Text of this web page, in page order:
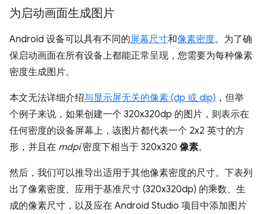
为启动画面生成图片
Android 设备可以具有不同的屏幕尺寸和像素密度。为了确
保启动画面在所有设备上都能正常呈现，您需要为每种像素
密度生成图片。
本文无法详细介绍与显示屏无关的像素 (dp 或 dip) ，但举
个例子来说，如果创建一个 320x320dp 的图片，则表示在
任何密度的设备屏幕上，该图片都代表一个 2x2 英寸的方
形，并且在 mdpi密度下相当于 320x320 像素。
然后，我们可以推导出适用于其他像素密度的尺寸。下表列
出了像素密度、应用于基准尺寸 (320x320dp) 的乘数、生
成的像素尺寸，以及应在 Android Studio 项目中添加图片